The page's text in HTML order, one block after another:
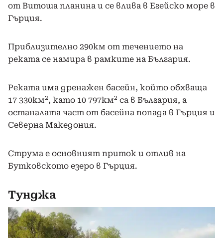
от Витоша планина и се влива в Егейско море в
Гърция.
Приблизително 290км от течението на
реката се намира в рамките на България.
Реката има дренажен басейн, който обхваща
17 330км2, като 10 797км2 са в България, а
останалата част от басейна попада в Гърция и
Северна Македония.
Струма е основният приток и отлив на
Бутковското езеро в Гърция.
Тунджа